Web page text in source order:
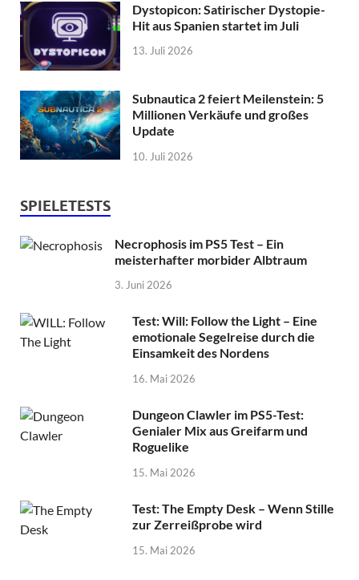
Dystopicon: Satirischer Dystopie-
Hit aus Spanien startet im Juli
13. Juli 2026
Subnautica 2 feiert Meilenstein: 5
Millionen Verkäufe und großes
Update
10. Juli 2026
SPIELETESTS
Necrophosis im PS5 Test – Ein
meisterhafter morbider Albtraum
3. Juni 2026
Test: Will: Follow the Light – Eine
emotionale Segelreise durch die
Einsamkeit des Nordens
16. Mai 2026
Dungeon Clawler im PS5-Test:
Genialer Mix aus Greifarm und
Roguelike
15. Mai 2026
Test: The Empty Desk – Wenn Stille
zur Zerreißprobe wird
15. Mai 2026